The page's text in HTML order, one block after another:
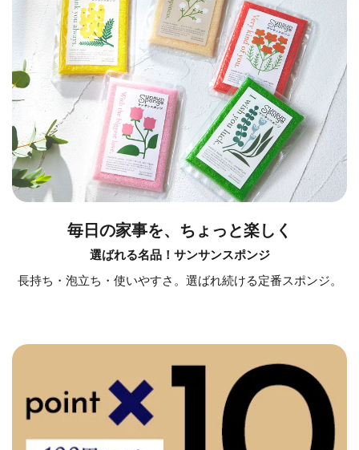
毎日の家事を、ちょっと楽しく
選ばれる名品！サンサンスポンジ
長持ち・泡立ち・使いやすさ。選ばれ続ける定番スポンジ。